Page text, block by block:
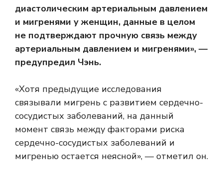
диастолическим артериальным давлением
и мигренями у женщин, данные в целом
не подтверждают прочную связь между
артериальным давлением и мигренями», —
предупредил Чэнь.
«Хотя предыдущие исследования
связывали мигрень с развитием сердечно-
сосудистых заболеваний, на данный
момент связь между факторами риска
сердечно-сосудистых заболеваний и
мигренью остается неясной», — отметил он.